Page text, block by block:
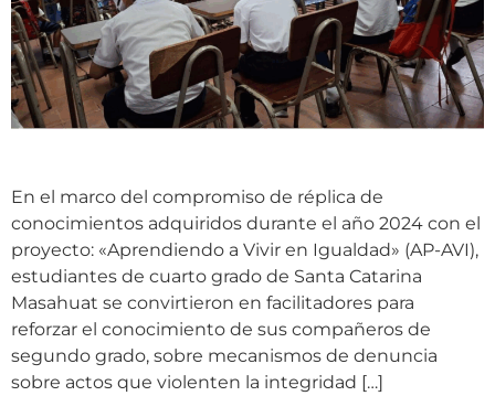
En el marco del compromiso de réplica de
conocimientos adquiridos durante el año 2024 con el
proyecto: «Aprendiendo a Vivir en Igualdad» (AP-AVI),
estudiantes de cuarto grado de Santa Catarina
Masahuat se convirtieron en facilitadores para
reforzar el conocimiento de sus compañeros de
segundo grado, sobre mecanismos de denuncia
sobre actos que violenten la integridad […]